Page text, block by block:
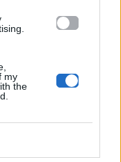
my
the
Ολόκληρος